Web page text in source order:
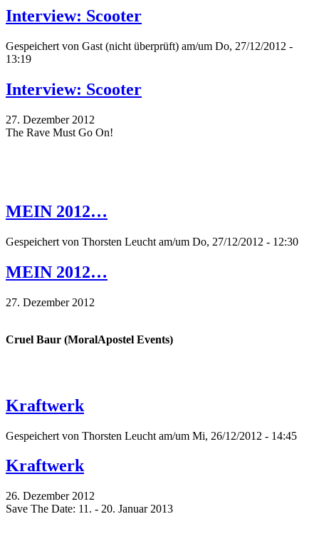
Interview: Scooter
Gespeichert von Gast (nicht überprüft) am/um Do, 27/12/2012 -
13:19
Interview: Scooter
27. Dezember 2012
The Rave Must Go On!
MEIN 2012…
Gespeichert von Thorsten Leucht am/um Do, 27/12/2012 - 12:30
MEIN 2012…
27. Dezember 2012
Cruel Baur (MoralApostel Events)
Kraftwerk
Gespeichert von Thorsten Leucht am/um Mi, 26/12/2012 - 14:45
Kraftwerk
26. Dezember 2012
Save The Date: 11. - 20. Januar 2013